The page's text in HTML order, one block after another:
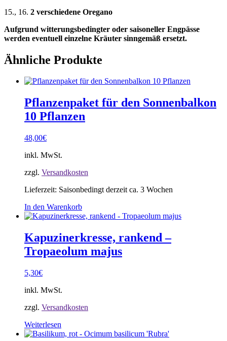
15., 16. 2 verschiedene Oregano
Aufgrund witterungsbedingter oder saisoneller Engpässe
werden eventuell einzelne Kräuter sinngemäß ersetzt.
Ähnliche Produkte
Pflanzenpaket für den Sonnenbalkon
10 Pflanzen
48,00€
inkl. MwSt.
zzgl. Versandkosten
Lieferzeit: Saisonbedingt derzeit ca. 3 Wochen
In den Warenkorb
Kapuzinerkresse, rankend –
Tropaeolum majus
5,30€
inkl. MwSt.
zzgl. Versandkosten
Weiterlesen